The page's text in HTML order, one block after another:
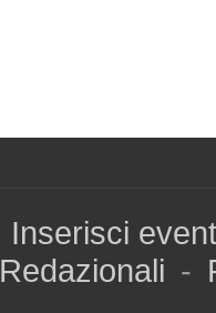
Inserisci
Redazionali -